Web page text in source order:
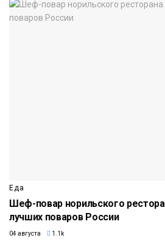
Еда
Шеф-повар норильского
лучших поваров России
04 августа 1.1k